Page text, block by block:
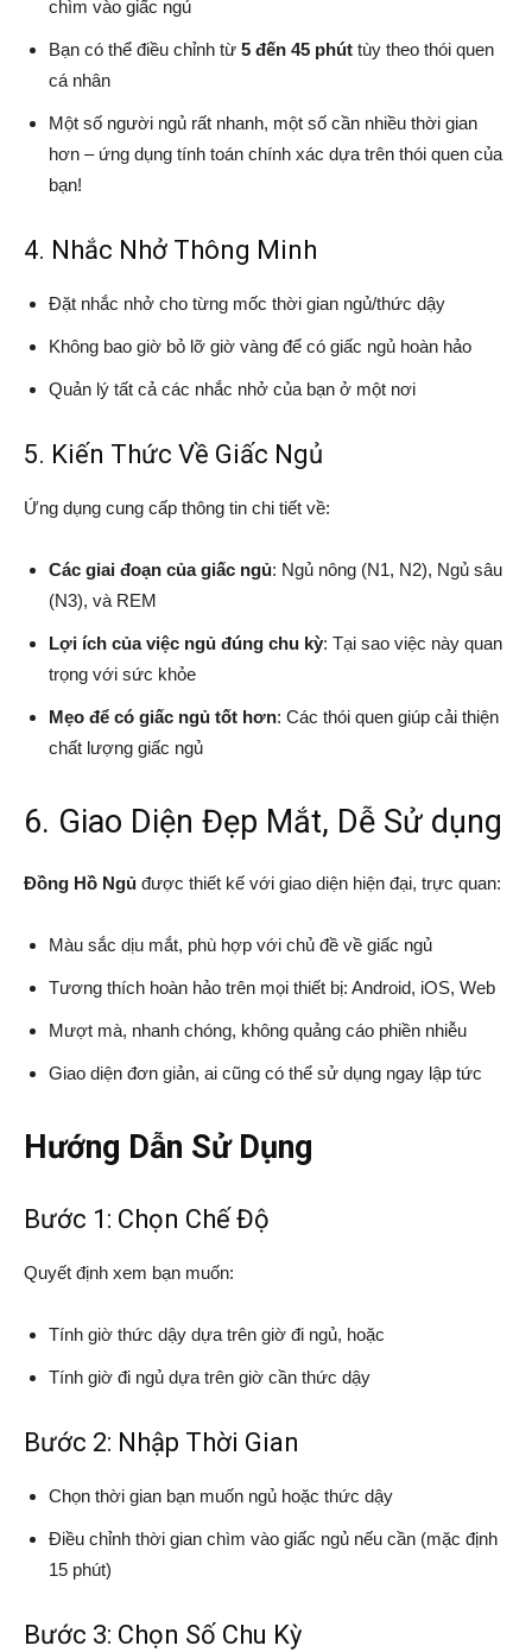
chìm vào giấc ngủ
Bạn có thể điều chỉnh từ 5 đến 45 phút tùy theo thói quen
cá nhân
Một số người ngủ rất nhanh, một số cần nhiều thời gian
hơn – ứng dụng tính toán chính xác dựa trên thói quen của
bạn!
4. Nhắc Nhở Thông Minh
Đặt nhắc nhở cho từng mốc thời gian ngủ/thức dậy
Không bao giờ bỏ lỡ giờ vàng để có giấc ngủ hoàn hảo
Quản lý tất cả các nhắc nhở của bạn ở một nơi
5. Kiến Thức Về Giấc Ngủ
Ứng dụng cung cấp thông tin chi tiết về:
Các giai đoạn của giấc ngủ: Ngủ nông (N1, N2), Ngủ sâu
(N3), và REM
Lợi ích của việc ngủ đúng chu kỳ: Tại sao việc này quan
trọng với sức khỏe
Mẹo để có giấc ngủ tốt hơn: Các thói quen giúp cải thiện
chất lượng giấc ngủ
6. Giao Diện Đẹp Mắt, Dễ Sử dụng
Đồng Hồ Ngủ được thiết kế với giao diện hiện đại, trực quan:
Màu sắc dịu mắt, phù hợp với chủ đề về giấc ngủ
Tương thích hoàn hảo trên mọi thiết bị: Android, iOS, Web
Mượt mà, nhanh chóng, không quảng cáo phiền nhiễu
Giao diện đơn giản, ai cũng có thể sử dụng ngay lập tức
Hướng Dẫn Sử Dụng
Bước 1: Chọn Chế Độ
Quyết định xem bạn muốn:
Tính giờ thức dậy dựa trên giờ đi ngủ, hoặc
Tính giờ đi ngủ dựa trên giờ cần thức dậy
Bước 2: Nhập Thời Gian
Chọn thời gian bạn muốn ngủ hoặc thức dậy
Điều chỉnh thời gian chìm vào giấc ngủ nếu cần (mặc định
15 phút)
Bước 3: Chọn Số Chu Kỳ